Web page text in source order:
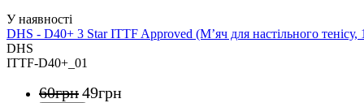
DHS - D40+ 3 Star ITTF Approved (М’яч для настільного тенісу,
DHS
ITTF-D40+_01
60грн49грн